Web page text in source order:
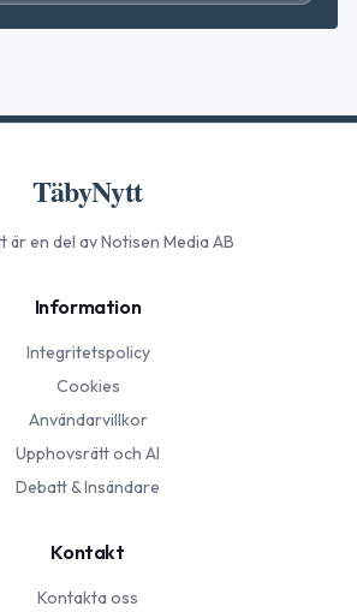
TäbyNytt
är en del av Notisen Media AB
Information
Integritetspolicy
Cookies
Användarvillkor
Upphovsrätt och AI
Debatt & Insändare
Kontakt
Kontakta oss